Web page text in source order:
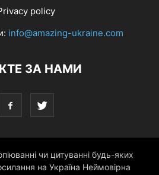
policy
info@amazing-ukraine.com
ЗА НАМИ
чи цитуванні будь-яких
на Україна Неймовірна